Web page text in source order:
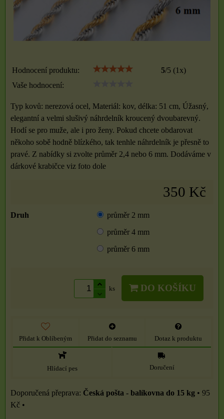
Hodnocení produktu: 5/5 (1 x)
Vaše hodnocení:
Typ kovů: nerezová ocel, Materiál: kov, délka: 51 cm, Úžasný,
elegantní a velmi slušivý náhrdelník kroucený dvoubarevný.
Hodí se pro muže, ale i pro ženy. Pokud chcete obdarovat
někoho sobě hodně blízkého, tak tenhle náhrdelník je přesně to
pravé. Z nabídky si zvolte průměr 2,4 nebo 6 mm. Dodáváme v
dárkové krabičce viz foto dole
350 Kč
Druh
průměr 2 mm
průměr 4 mm
průměr 6 mm
ks DO KOŠÍKU
Přidat k Oblíbeným Přidat do seznamu Dotaz k produktu
Hlídací pes Doručení
Česká pošta - balíkovna do 15 kg • 95
Kč •